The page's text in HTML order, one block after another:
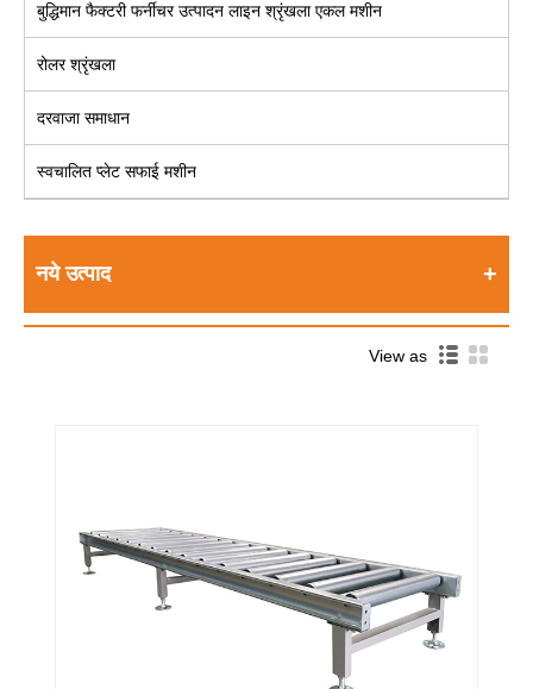
बुद्धिमान फैक्टरी फर्नीचर उत्पादन लाइन श्रृंखला एकल मशीन
रोलर श्रृंखला
दरवाजा समाधान
स्वचालित प्लेट सफाई मशीन
नये उत्पाद
View as